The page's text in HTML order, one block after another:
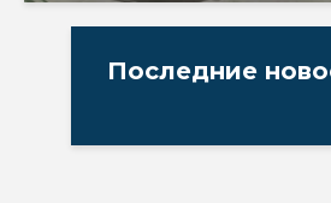
Последние